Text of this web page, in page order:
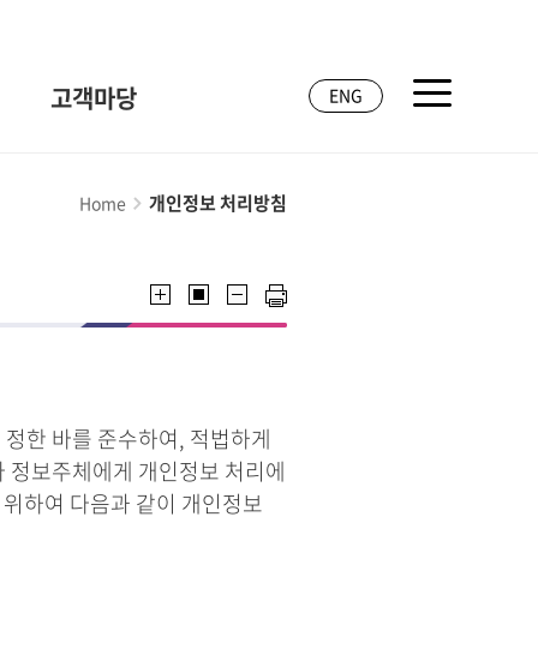
고객마당 ENG
Home 개인정보 처리방침
한 바를 준수하여, 적법하게
보주체에게 개인정보 처리에
하여 다음과 같이 개인정보